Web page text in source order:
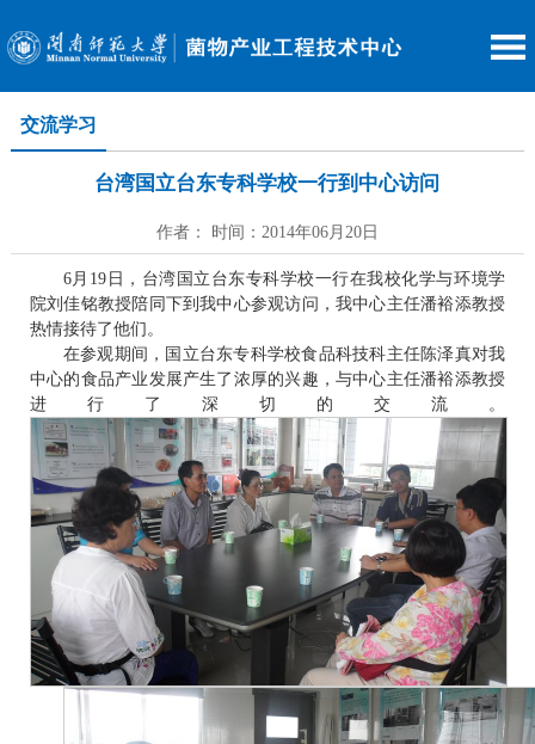
交流学习
台湾国立台东专科学校一行到中心访问
作者： 时间：2014年06月20日
6月19日，台湾国立台东专科学校一行在我校化学与环境学
院刘佳铭教授陪同下到我中心参观访问，我中心主任潘裕添教授
热情接待了他们。
在参观期间，国立台东专科学校食品科技科主任陈泽真对我
中心的食品产业发展产生了浓厚的兴趣，与中心主任潘裕添教授
进行了深切的交流。